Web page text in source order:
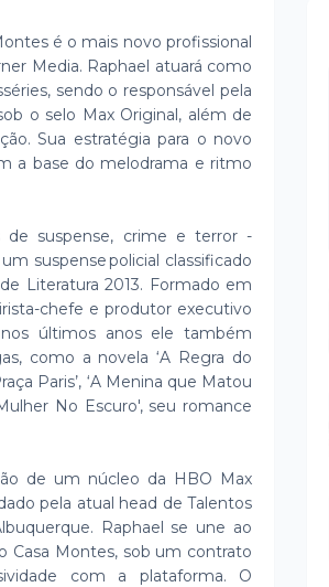
é o mais novo profissional
Media. Raphael atuará como
sendo o responsável pela
o selo Max Original, além de
Sua estratégia para o novo
a base do melodrama e ritmo
de suspense, crime e terror -
suspense policial classificado
Literatura 2013. Formado em
chefe e produtor executivo
nos últimos anos ele também
como a novela ‘A Regra do
Paris’, ‘A Menina que Matou
No Escuro', seu romance
de um núcleo da HBO Max
pela atual head de Talentos
Raphael se une ao
Casa Montes, sob um contrato
com a plataforma. O